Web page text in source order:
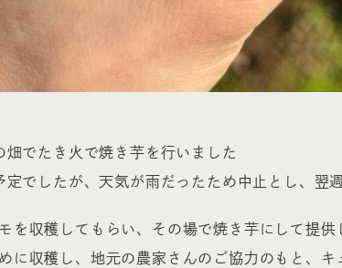
でたき火で焼き芋を行いました
でしたが、天気が雨だったため中止とし、翌
を収穫してもらい、その場で焼き芋にして提
に収穫し、地元の農家さんのご協力のもと、